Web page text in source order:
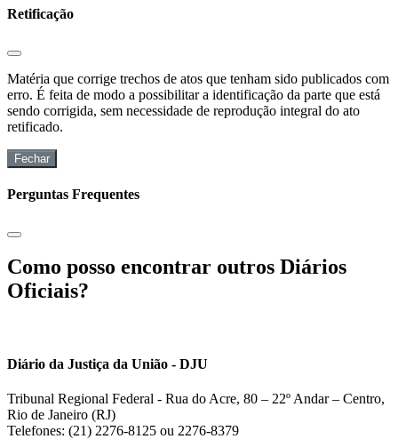
Retificação
Matéria que corrige trechos de atos que tenham sido publicados com
erro. É feita de modo a possibilitar a identificação da parte que está
sendo corrigida, sem necessidade de reprodução integral do ato
retificado.
Fechar
Perguntas Frequentes
Como posso encontrar outros Diários
Oficiais?
Diário da Justiça da União - DJU
Tribunal Regional Federal - Rua do Acre, 80 – 22º Andar – Centro,
Rio de Janeiro (RJ)
Telefones: (21) 2276-8125 ou 2276-8379